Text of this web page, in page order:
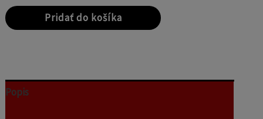
Pridať do košíka
Popis